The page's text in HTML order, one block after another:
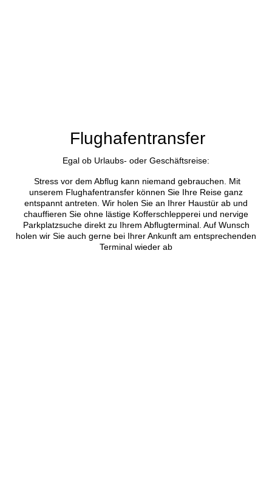
Flughafentransfer
Egal ob Urlaubs- oder Geschäftsreise:
Stress vor dem Abflug kann niemand gebrauchen. Mit
unserem Flughafentransfer können Sie Ihre Reise ganz
entspannt antreten. Wir holen Sie an Ihrer Haustür ab und
chauffieren Sie ohne lästige Kofferschlepperei und nervige
Parkplatzsuche direkt zu Ihrem Abflugterminal. Auf Wunsch
holen wir Sie auch gerne bei Ihrer Ankunft am entsprechenden
Terminal wieder ab